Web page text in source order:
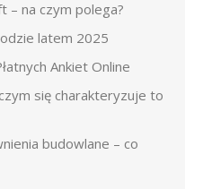
– na czym polega?
latem 2025
Ankiet Online
się charakteryzuje to
budowlane – co